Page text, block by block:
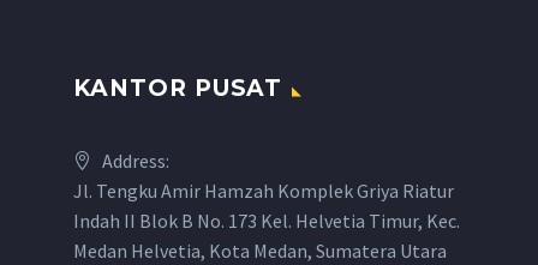
KANTOR PUSAT
Address:
Jl. Tengku Amir Hamzah Komplek Griya Riatur
Indah II Blok B No. 173 Kel. Helvetia Timur, Kec.
Medan Helvetia, Kota Medan, Sumatera Utara